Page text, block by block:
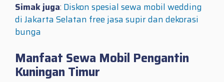
Simak juga: Diskon spesial sewa mobil wedding
di Jakarta Selatan free jasa supir dan dekorasi
bunga
Manfaat Sewa Mobil Pengantin
Kuningan Timur